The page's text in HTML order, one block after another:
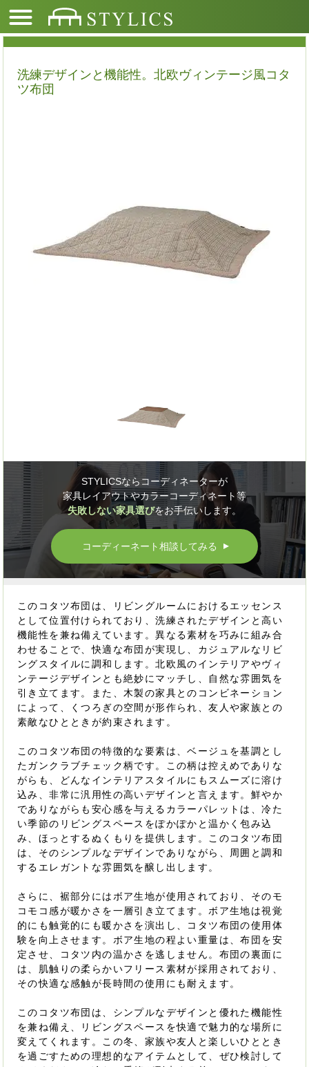
洗練デザインと機能性。北欧ヴィンテージ風コタ
ツ布団
STYLICSならコーディネーターが
家具レイアウトやカラーコーディネート等
失敗しない家具選びをお手伝いします。
コーディーネート相談してみる ▲
このコタツ布団は、リビングルームにおけるエッセンス
として位置付けられており、洗練されたデザインと高い
機能性を兼ね備えています。異なる素材を巧みに組み合
わせることで、快適な布団が実現し、カジュアルなリビ
ングスタイルに調和します。北欧風のインテリアやヴィ
ンテージデザインとも絶妙にマッチし、自然な雰囲気を
引き立てます。また、木製の家具とのコンビネーション
によって、くつろぎの空間が形作られ、友人や家族との
素敵なひとときが約束されます。
このコタツ布団の特徴的な要素は、ベージュを基調とし
たガンクラブチェック柄です。この柄は控えめでありな
がらも、どんなインテリアスタイルにもスムーズに溶け
込み、非常に汎用性の高いデザインと言えます。鮮やか
でありながらも安心感を与えるカラーパレットは、冷た
い季節のリビングスペースをぽかぽかと温かく包み込
み、ほっとするぬくもりを提供します。このコタツ布団
は、そのシンプルなデザインでありながら、周囲と調和
するエレガントな雰囲気を醸し出します。
さらに、裾部分にはボア生地が使用されており、そのモ
コモコ感が暖かさを一層引き立てます。ボア生地は視覚
的にも触覚的にも暖かさを演出し、コタツ布団の使用体
験を向上させます。ボア生地の程よい重量は、布団を安
定させ、コタツ内の温かさを逃しません。布団の裏面に
は、肌触りの柔らかいフリース素材が採用されており、
その快適な感触が長時間の使用にも耐えます。
このコタツ布団は、シンプルなデザインと優れた機能性
を兼ね備え、リビングスペースを快適で魅力的な場所に
変えてくれます。この冬、家族や友人と楽しいひととき
を過ごすための理想的なアイテムとして、ぜひ検討して